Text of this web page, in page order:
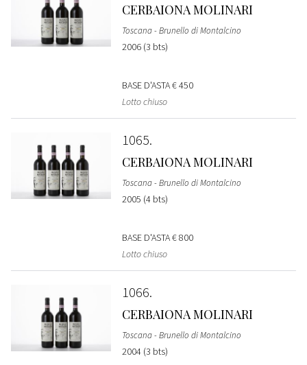
CERBAIONA MOLINARI
Toscana - Brunello di Montalcino
2006 (3 bts)
BASE D'ASTA€ 450
Lotto chiuso
1065
CERBAIONA MOLINARI
Toscana - Brunello di Montalcino
2005 (4 bts)
BASE D'ASTA€ 800
Lotto chiuso
1066
CERBAIONA MOLINARI
Toscana - Brunello di Montalcino
2004 (3 bts)